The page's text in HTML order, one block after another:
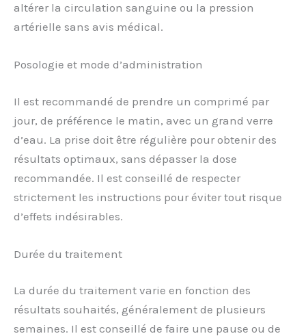
altérer la circulation sanguine ou la pression
artérielle sans avis médical.
Posologie et mode d’administration
Il est recommandé de prendre un comprimé par
jour, de préférence le matin, avec un grand verre
d’eau. La prise doit être régulière pour obtenir des
résultats optimaux, sans dépasser la dose
recommandée. Il est conseillé de respecter
strictement les instructions pour éviter tout risque
d’effets indésirables.
Durée du traitement
La durée du traitement varie en fonction des
résultats souhaités, généralement de plusieurs
semaines. Il est conseillé de faire une pause ou de